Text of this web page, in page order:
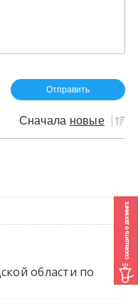
Сначала новые
области по